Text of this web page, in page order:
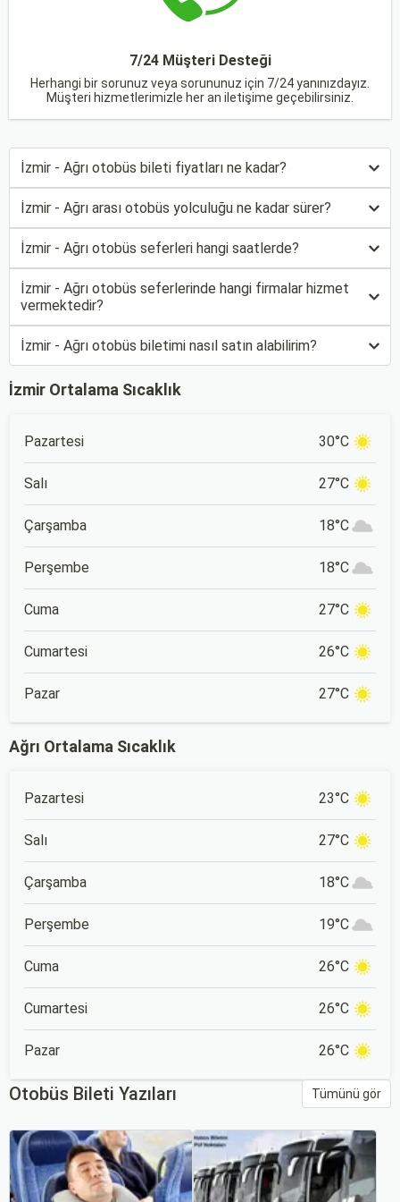
7/24 Müşteri Desteği
Herhangi bir sorunuz veya sorununuz için 7/24 yanınızdayız.
Müşteri hizmetlerimizle her an iletişime geçebilirsiniz.
İzmir - Ağrı otobüs bileti fiyatları ne kadar?
İzmir - Ağrı arası otobüs yolculuğu ne kadar sürer?
İzmir - Ağrı otobüs seferleri hangi saatlerde?
İzmir - Ağrı otobüs seferlerinde hangi firmalar hizmet
vermektedir?
İzmir - Ağrı otobüs biletimi nasıl satın alabilirim?
İzmir Ortalama Sıcaklık
Pazartesi 30°C
Salı 27°C
Çarşamba 18°C
Perşembe 18°C
Cuma 27°C
Cumartesi 26°C
Pazar 27°C
Ağrı Ortalama Sıcaklık
Pazartesi 23°C
Salı 27°C
Çarşamba 18°C
Perşembe 19°C
Cuma 26°C
Cumartesi 26°C
Pazar 26°C
Otobüs Bileti Yazıları Tümünü gör